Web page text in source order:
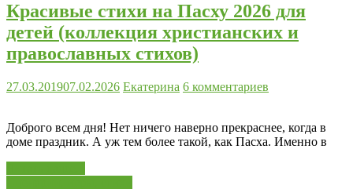
Красивые стихи на Пасху 2026 для
детей (коллекция христианских и
православных стихов)
27.03.201907.02.2026 Екатерина 6 комментариев
Доброго всем дня! Нет ничего наверно прекраснее, когда в
доме праздник. А уж тем более такой, как Пасха. Именно в